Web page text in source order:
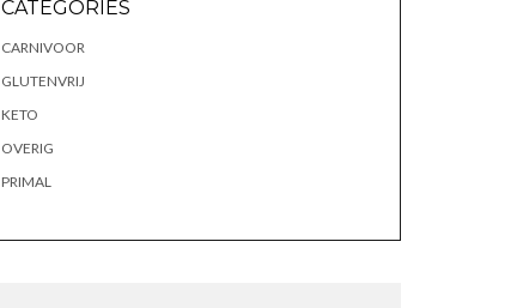
CATEGORIES
CARNIVOOR
GLUTENVRIJ
KETO
OVERIG
PRIMAL